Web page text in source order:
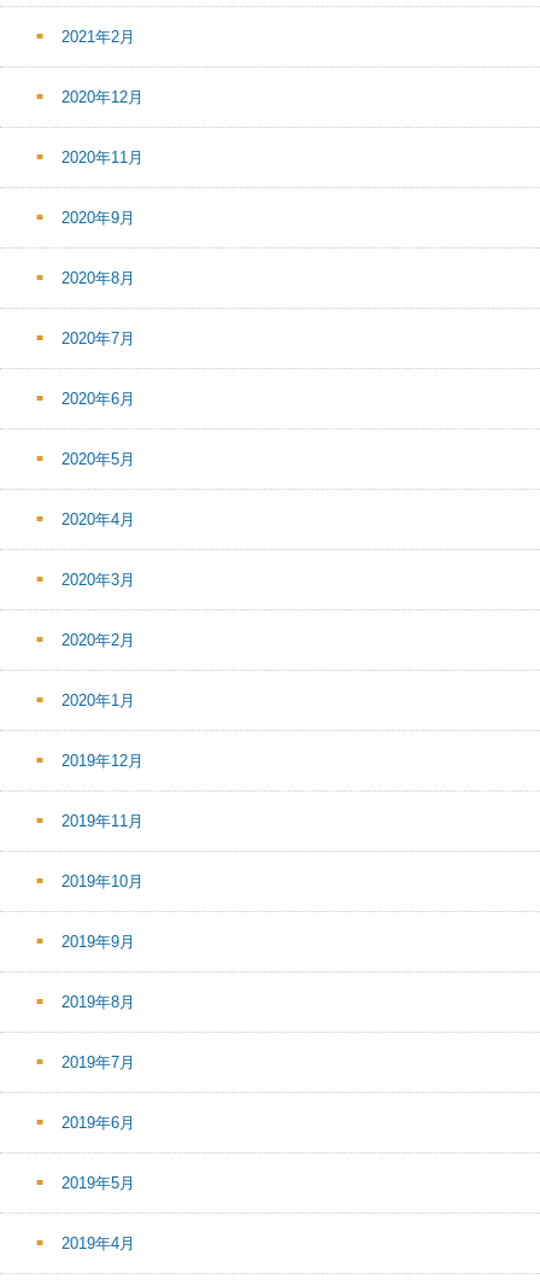
2021年2月
2020年12月
2020年11月
2020年9月
2020年8月
2020年7月
2020年6月
2020年5月
2020年4月
2020年3月
2020年2月
2020年1月
2019年12月
2019年11月
2019年10月
2019年9月
2019年8月
2019年7月
2019年6月
2019年5月
2019年4月